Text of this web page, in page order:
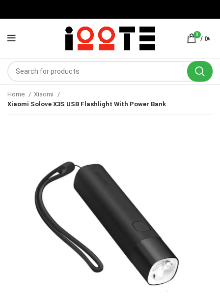
0
/ 0৳
Home
Xiaomi
Xiaomi Solove X3S USB Flashlight With Power Bank